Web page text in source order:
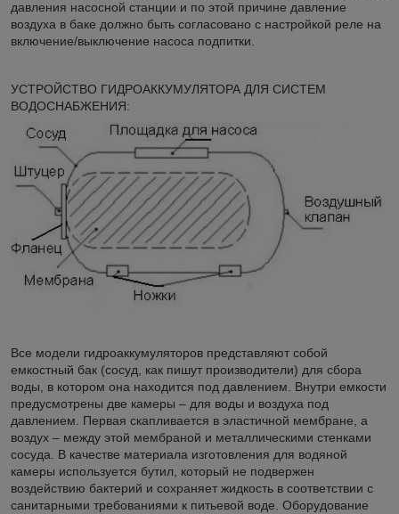
давления насосной станции и по этой причине давление
воздуха в баке должно быть согласовано с настройкой реле на
включение/выключение насоса подпитки.
УСТРОЙСТВО ГИДРОАККУМУЛЯТОРА ДЛЯ СИСТЕМ
ВОДОСНАБЖЕНИЯ:
Все модели гидроаккумуляторов представляют собой
емкостный бак (сосуд, как пишут производители) для сбора
воды, в котором она находится под давлением. Внутри емкости
предусмотрены две камеры – для воды и воздуха под
давлением. Первая скапливается в эластичной мембране, а
воздух – между этой мембраной и металлическими стенками
сосуда. В качестве материала изготовления для водяной
камеры используется бутил, который не подвержен
воздействию бактерий и сохраняет жидкость в соответствии с
санитарными требованиями к питьевой воде. Оборудование